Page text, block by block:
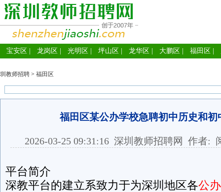
宝安区 龙岗区 光明区 坪山区 龙华区 大鹏区 福田区
圳教师招聘 > 福田区
福田区某公办学校急聘初中历史和初
2026-03-25 09:31:16 深圳教师招聘网 作者:
平台简介
深教平台的建立系致力于为深圳地区各公办